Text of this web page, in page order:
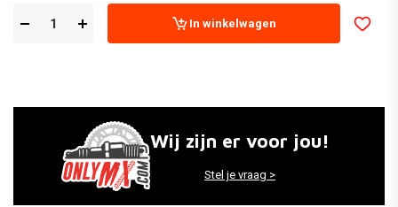
In winkelwagen
Wij zijn er voor jou!
Stel je vraag >